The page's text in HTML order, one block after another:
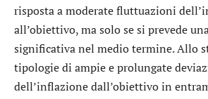
risposta a moderate fluttuazioni
all’obiettivo, ma solo se si prevede
significativa nel medio termine. Allo
tipologie di ampie e prolungate
dell’inflazione dall’obiettivo in